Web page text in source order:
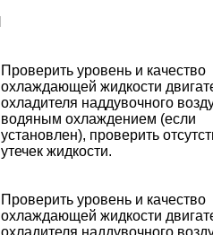
Проверить уровень и качество
охлаждающей жидкости
охладителя наддувочного
водяным охлаждением (если
установлен), проверить
утечек жидкости.
Проверить уровень и качество
охлаждающей жидкости
охладителя наддувочного